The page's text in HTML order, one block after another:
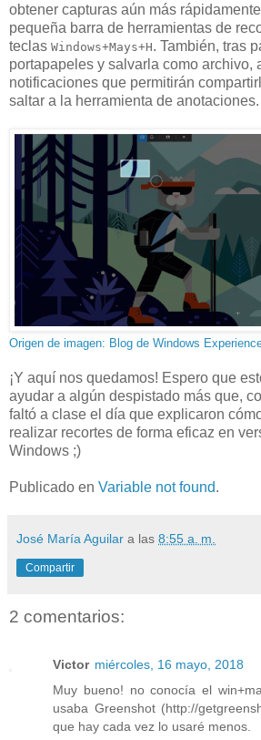
obtener capturas aún más
pequeña barra de herramientas de
teclas Windows+Mays+H. También, tras
portapapeles y salvarla como archivo,
notificaciones que permitirán
saltar a la herramienta de anotaciones.
Origen de imagen: Blog de Windows
¡Y aquí nos quedamos! Espero que
ayudar a algún despistado más que,
faltó a clase el día que explicaron
realizar recortes de forma eficaz en
Windows ;)
Publicado en Variable not found.
José María Aguilar a las 8:55 a. m.
Compartir
2 comentarios:
Victor miércoles, 16 mayo, 2018
Muy bueno! no conocía el
usaba Greenshot (http://
que hay cada vez lo usaré menos.